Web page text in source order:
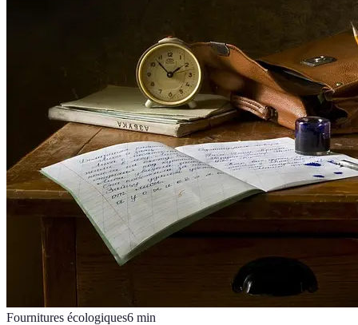
Fournitures écologiques6 min